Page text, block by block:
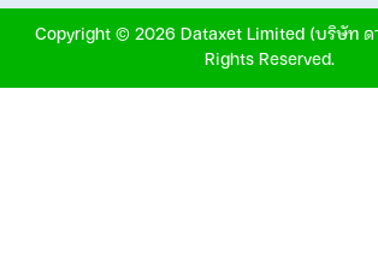
Copyright © 2026 Dataxet Limited (บริษัท ด
Rights Reserved.